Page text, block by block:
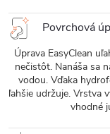
Povrchová
Úprava EasyClean
nečistôt. Nanáša sa
vodou. Vďaka
ľahšie udržuje. Vrstva
vhodné